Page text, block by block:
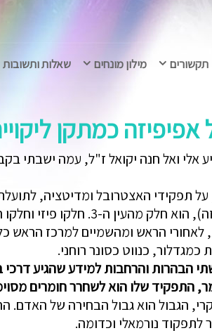
תקשורים מילון מונחים שאלות ותשובות
כמתקן ליקויים
ואל חנה יקואל ז"ל, עמה ישבתי
האצטרובל ומדיטציה, לתועלת
האצטרובל (או כפי שהוא מכונה
הראש ומהשמיים למרכז הראש
הבהרות והרחבות למידע שהגיע
שלו הוא לשחרר חומרים
הגבול הוא גבול הבחירה של
נורמאלי וכדומה.